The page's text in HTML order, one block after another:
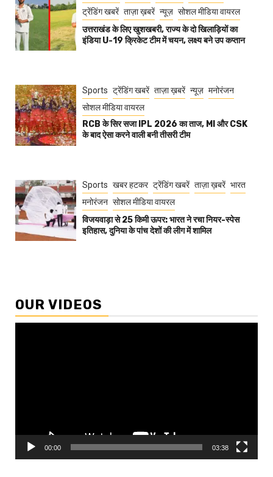
ट्रेंडिंग खबरें ताज़ा ख़बरें न्यूज़ सोशल मीडिया वायरल
उत्तराखंड के लिए खुशखबरी, राज्य के दो खिलाड़ियों का
इंडिया U-19 क्रिकेट टीम में चयन, लक्ष्य बने उप कप्तान
Sports ट्रेंडिंग खबरें ताज़ा ख़बरें न्यूज़ मनोरंजन
सोशल मीडिया वायरल
RCB के सिर सजा IPL 2026 का ताज, MI और CSK
के बाद ऐसा करने वाली बनी तीसरी टीम
Sports खबर हटकर ट्रेंडिंग खबरें ताज़ा ख़बरें भारत
मनोरंजन सोशल मीडिया वायरल
विजयवाड़ा से 25 किमी ऊपर: भारत ने रचा नियर-स्पेस
इतिहास, दुनिया के पांच देशों की लीग में शामिल
OUR VIDEOS
00:00 03:38